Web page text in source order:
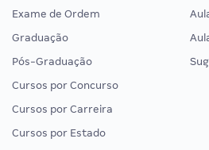
Exame de Ordem
Graduação
Pós-Graduação
Cursos por Concurso
Cursos por Carreira
Cursos por Estado